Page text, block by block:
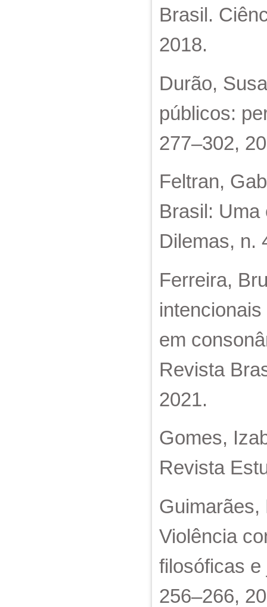
Brasil.
2018.
Durão,
públicos:
277–302,
Feltran,
Brasil:
Dilemas, n.
Ferreira,
em
Revista
2021.
Gomes,
Revista
Guimarães,
Violência
filosóficas
256–266,